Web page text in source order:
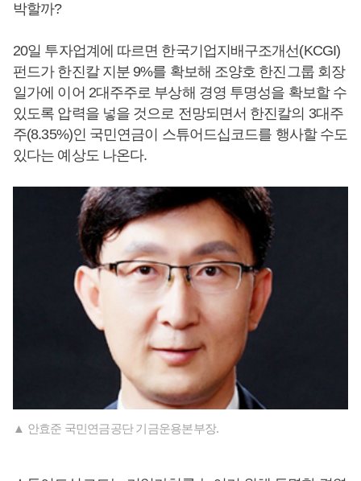
박할까?
20일 투자업계에 따르면 한국기업지배구조개선(KCGI)
펀드가 한진칼 지분 9%를 확보해 조양호 한진그룹 회장
일가에 이어 2대주주로 부상해 경영 투명성을 확보할 수
있도록 압력을 넣을 것으로 전망되면서 한진칼의 3대주
주(8.35%)인 국민연금이 스튜어드십코드를 행사할 수도
있다는 예상도 나온다.
▲ 안효준 국민연금공단 기금운용본부장.